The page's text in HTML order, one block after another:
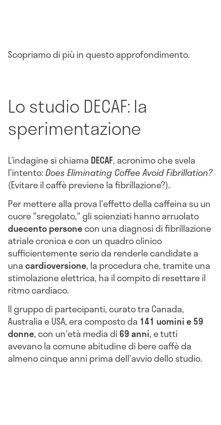
Scopriamo di più in questo approfondimento.
Lo studio DECAF: la
sperimentazione
L’indagine si chiama DECAF, acronimo che svela
l'intento:Does Eliminating Coffee Avoid Fibrillation?
(Evitare il caffè previene la fibrillazione?).
Per mettere alla prova l'effetto della caffeina su un
cuore "sregolato," gli scienziati hanno arruolato
duecento personecon una diagnosi di fibrillazione
atriale cronica e con un quadro clinico
sufficientemente serio da renderle candidate a
unacardioversione, la procedura che, tramite una
stimolazione elettrica, ha il compito di resettare il
ritmo cardiaco.
Il gruppo di partecipanti, curato tra Canada,
Australia e USA, era composto da 141 uomini e 59
donne, con un'età media di 69 anni, e tutti
avevano la comune abitudine di bere caffè da
almeno cinque anni prima dell'avvio dello studio.